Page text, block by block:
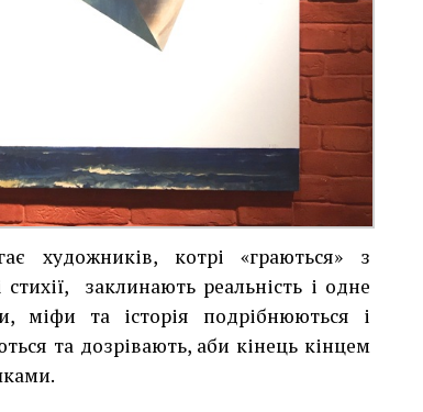
художників, котрі «граються» з
заклинають реальність і одне
міфи та історія подрібнюються і
та дозрівають, аби кінець кінцем